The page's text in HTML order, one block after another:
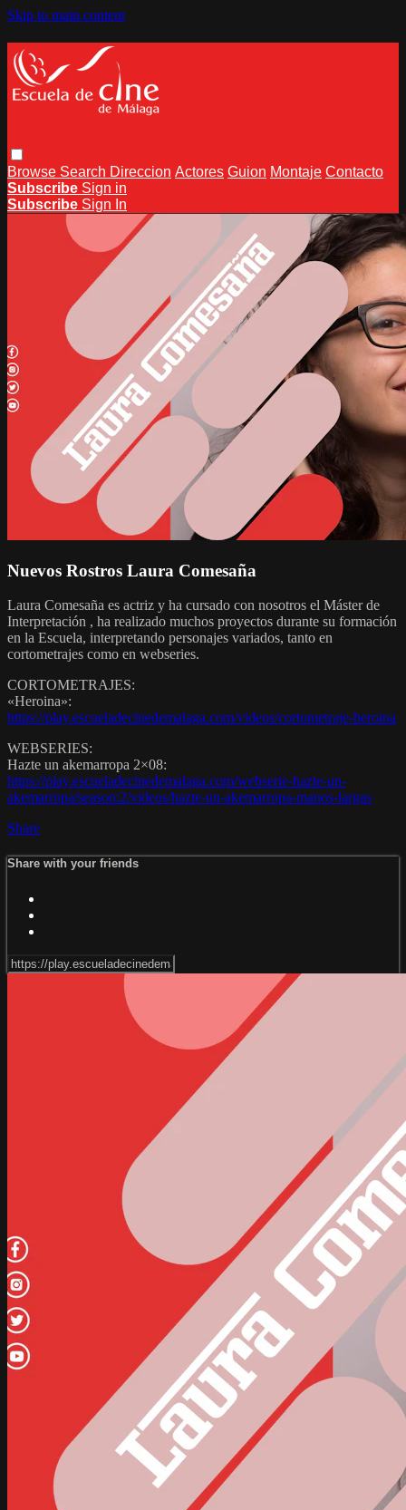
Skip to main content
Browse Search Direccion Actores Guion Montaje Contacto
Subscribe Sign in
Subscribe Sign In
Nuevos Rostros Laura Comesaña
Laura Comesaña es actriz y ha cursado con nosotros el Máster de
Interpretación , ha realizado muchos proyectos durante su formación
en la Escuela, interpretando personajes variados, tanto en
cortometrajes como en webseries.
CORTOMETRAJES:
«Heroina»:
https://play.escueladecinedemalaga.com/videos/cortometraje-heroina
WEBSERIES:
Hazte un akemarropa 2×08:
https://play.escueladecinedemalaga.com/webserie-hazte-un-
akemarropa/season:2/videos/hazte-un-akemarropa-manos-largas
Share
Share with your friends